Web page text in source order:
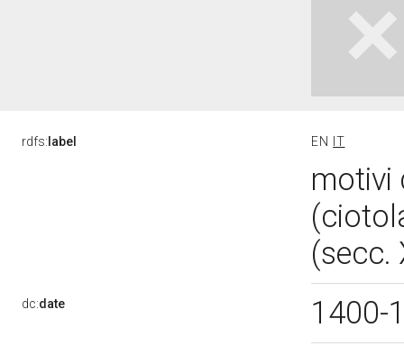
rdfs: label EN IT
motivi
(secc.
dc:date 1400-